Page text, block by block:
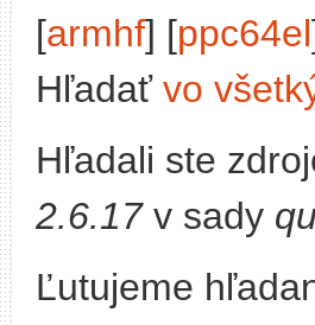
[armhf] [ppc64el
Hľadať vo
Hľadali ste
2.6.17v sady
Ľutujeme